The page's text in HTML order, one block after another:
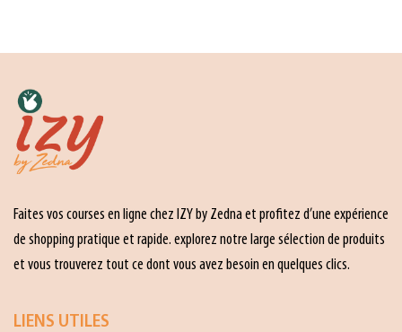
Faites vos courses en ligne chez IZY by Zedna et profitez d’une expérience
de shopping pratique et rapide. explorez notre large sélection de produits
et vous trouverez tout ce dont vous avez besoin en quelques clics.
LIENS UTILES